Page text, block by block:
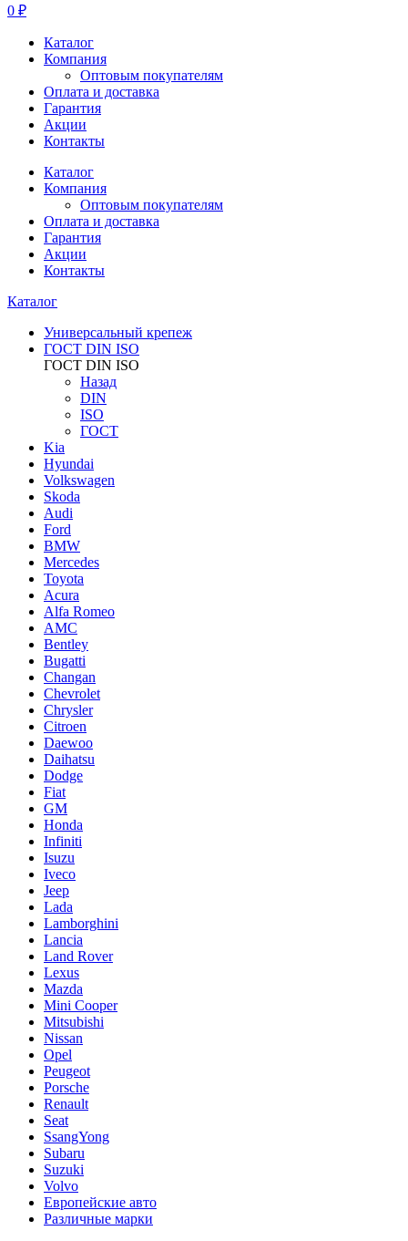
0 ₽
Каталог
Компания
Оптовым покупателям
Оплата и доставка
Гарантия
Акции
Контакты
Каталог
Компания
Оптовым покупателям
Оплата и доставка
Гарантия
Акции
Контакты
Каталог
Универсальный крепеж
ГОСТ DIN ISO
ГОСТ DIN ISO
Назад
DIN
ISO
ГОСТ
Kia
Hyundai
Volkswagen
Skoda
Audi
Ford
BMW
Mercedes
Toyota
Acura
Alfa Romeo
AMC
Bentley
Bugatti
Changan
Chevrolet
Chrysler
Citroen
Daewoo
Daihatsu
Dodge
Fiat
GM
Honda
Infiniti
Isuzu
Iveco
Jeep
Lada
Lamborghini
Lancia
Land Rover
Lexus
Mazda
Mini Cooper
Mitsubishi
Nissan
Opel
Peugeot
Porsche
Renault
Seat
SsangYong
Subaru
Suzuki
Volvo
Европейские авто
Различные марки